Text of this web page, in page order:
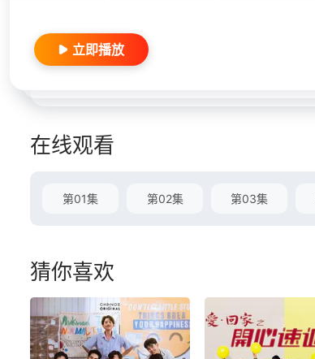
立即播放
在线观看
第01集 第02集 第03集
猜你喜欢